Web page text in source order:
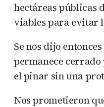
hectáreas públicas
viables para evitar
Se nos dijo
permanece
el pinar sin una
Nos prometieron